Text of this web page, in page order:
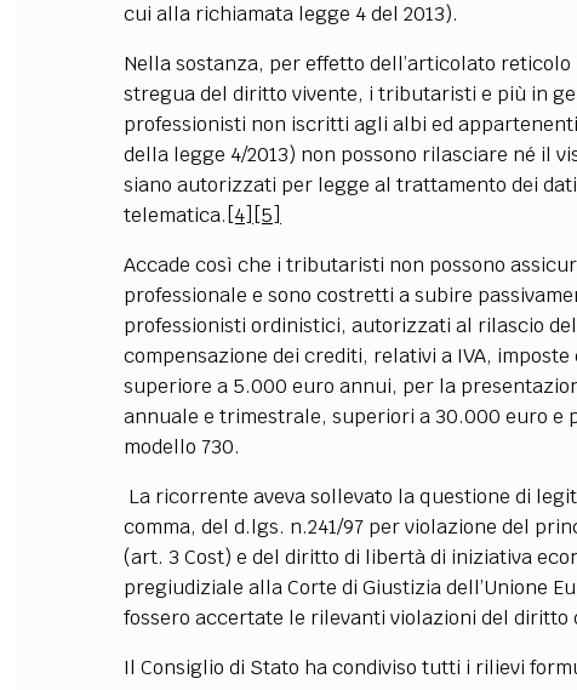
cui alla richiamata legge 4 del 2013).
Nella sostanza, per effetto dell’articolato reticolo
stregua del diritto vivente, i tributaristi e più in
professionisti non iscritti agli albi ed
della legge 4/2013) non possono rilasciare né il
siano autorizzati per legge al trattamento dei
telematica. [4]
[5]
Accade così che i tributaristi non possono
professionale e sono costretti a subire
professionisti ordinistici, autorizzati al rilascio
compensazione dei crediti, relativi a IVA,
superiore a 5.000 euro annui, per la
annuale e trimestrale, superiori a 30.000 euro e
modello 730.
La ricorrente aveva sollevato la questione di
comma, del d.lgs. n.241/97 per violazione del
(art. 3 Cost) e del diritto di libertà di iniziativa
pregiudiziale alla Corte di Giustizia dell’Unione
fossero accertate le rilevanti violazioni del diritto
Il Consiglio di Stato ha condiviso tutti i rilievi